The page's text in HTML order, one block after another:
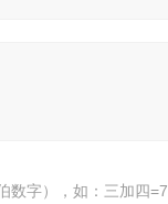
数字），如：三加四=7